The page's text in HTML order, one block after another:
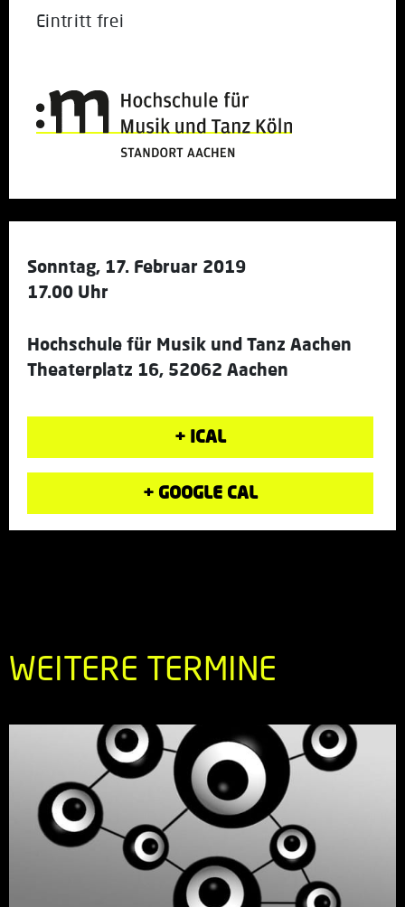
Eintritt frei
Sonntag, 17. Februar 2019
17.00 Uhr
Hochschule für Musik und Tanz Aachen
Theaterplatz 16, 52062 Aachen
+ ICAL
+ GOOGLE CAL
WEITERE TERMINE